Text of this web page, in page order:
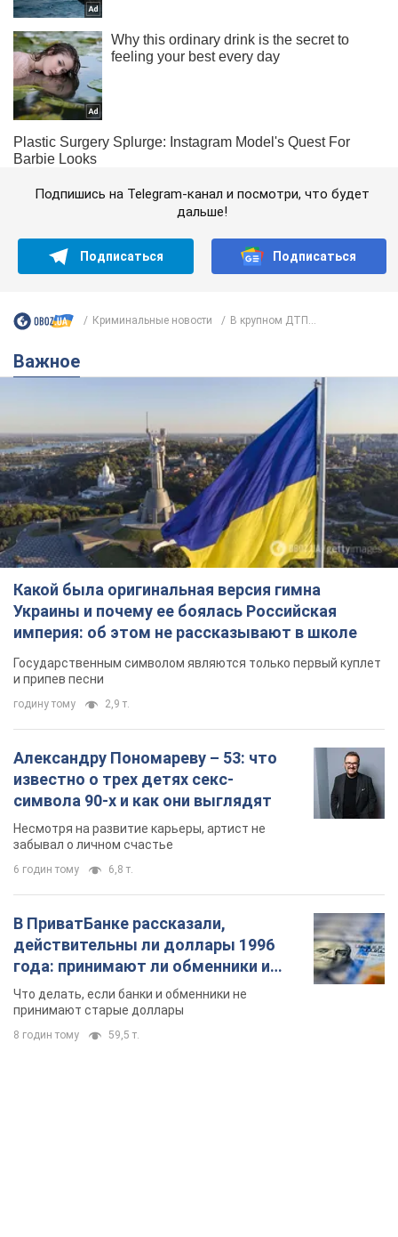
Подпишись на Telegram-канал и посмотри, что будет
дальше!
Подписаться Подписаться
Криминальные новости В крупном ДТП...
Важное
Какой была оригинальная версия гимна
Украины и почему ее боялась Российская
империя: об этом не рассказывают в школе
Государственным символом являются только первый куплет
и припев песни
годину тому 2,9 т.
Александру Пономареву – 53: что
известно о трех детях секс-
символа 90-х и как они выглядят
Несмотря на развитие карьеры, артист не
забывал о личном счастье
6 годин тому 6,8 т.
В ПриватБанке рассказали,
действительны ли доллары 1996
года: принимают ли обменники и
банки такие купюры
Что делать, если банки и обменники не
принимают старые доллары
8 годин тому 59,5 т.